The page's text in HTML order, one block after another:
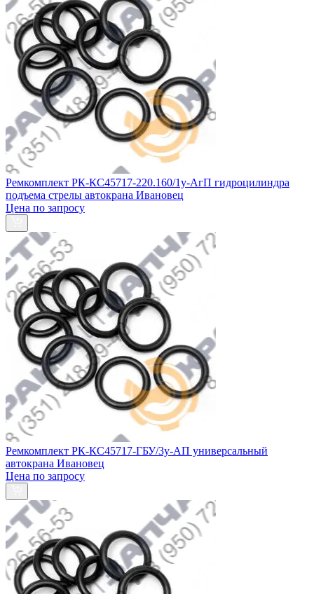
Ремкомплект РК-КС45717-220.160/1у-АгП гидроцилиндра
подъема стрелы автокрана Ивановец
Цена по запросу
Ремкомплект РК-КС45717-ГБУ/3у-АП универсальный
автокрана Ивановец
Цена по запросу